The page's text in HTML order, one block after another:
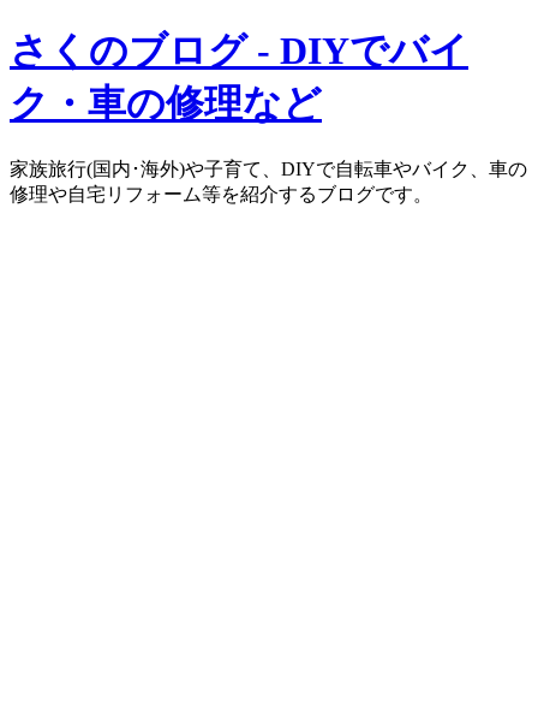
さくのブログ - DIYでバイ
ク・車の修理など
家族旅行(国内･海外)や子育て、DIYで自転車やバイク、車の
修理や自宅リフォーム等を紹介するブログです。